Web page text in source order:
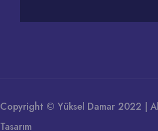
Copyright © Yüksel Damar 2022 |
Tasarım